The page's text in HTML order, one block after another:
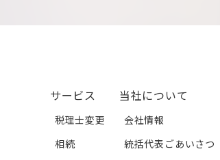
サービス
税理士変更
相続
当社について
会社情報
統括代表ごあいさつ